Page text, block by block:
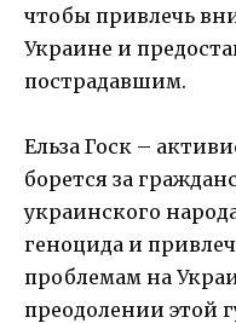
чтобы привлечь
Украине и
пострадавшим.
Ельза Госк –
борется за
украинского
геноцида и
проблемам на
преодолении этой